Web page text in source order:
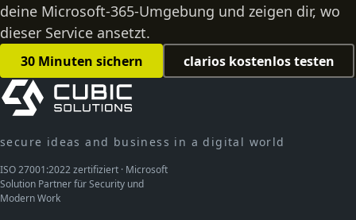
deine Microsoft-365-Umgebung und zeigen dir, wo
dieser Service ansetzt.
30 Minuten sichern clarios kostenlos testen
secure ideas and business in a digital world
ISO 27001:2022 zertifiziert · Microsoft
Solution Partner für Security und
Modern Work